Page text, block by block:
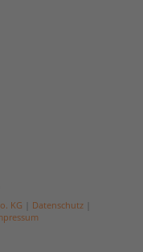
KG Datenschutz|